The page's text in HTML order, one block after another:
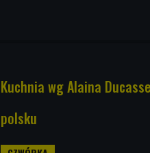
Kuchnia wg Alaina
polsku